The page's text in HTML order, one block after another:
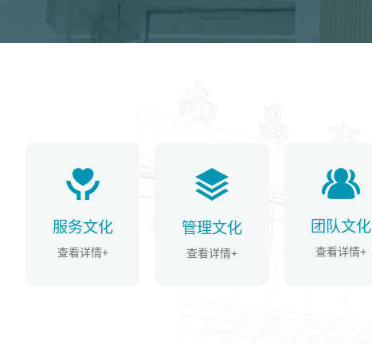
服务文化
查看详情+
管理文化
查看详情+
团队文化
查看详情+